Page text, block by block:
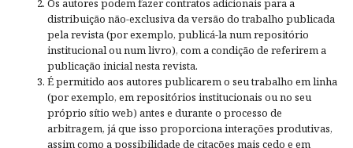
Os autores podem fazer contratos adicionais para a
distribuição não-exclusiva da versão do trabalho publicada
pela revista (por exemplo, publicá-la num repositório
institucional ou num livro), com a condição de referirem a
publicação inicial nesta revista.
É permitido aos autores publicarem o seu trabalho em linha
(por exemplo, em repositórios institucionais ou no seu
próprio sítio web) antes e durante o processo de
arbitragem, já que isso proporciona interações produtivas,
assim como a possibilidade de citações mais cedo e em